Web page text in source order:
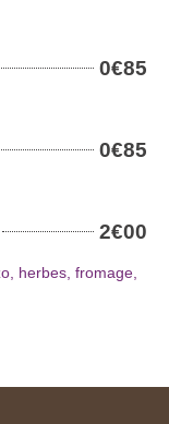
0€85
0€85
2€00
herbes, fromage,